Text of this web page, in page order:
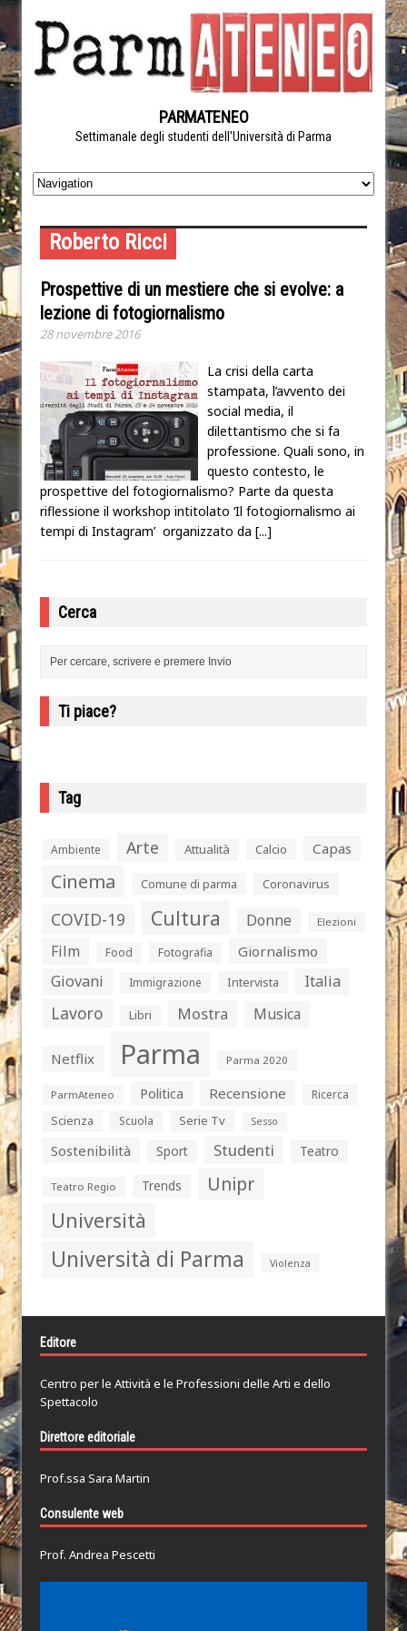
PARMATENEO
Settimanale degli studenti dell'Università di Parma
Roberto Ricci
Prospettive di un mestiere che si evolve: a
lezione di fotogiornalismo
28 novembre 2016
La crisi della carta
stampata, l’avvento dei
social media, il
dilettantismo che si fa
professione. Quali sono, in
questo contesto, le
prospettive del fotogiornalismo? Parte da questa
riflessione il workshop intitolato ‘Il fotogiornalismo ai
tempi di Instagram’ organizzato da [...]
Cerca
Ti piace?
Tag
Ambiente Arte Attualità Calcio Capas
Cinema Comune di parma Coronavirus
COVID-19 Cultura Donne Elezioni
Film Food Fotografia Giornalismo
Giovani Immigrazione Intervista Italia
Lavoro Libri Mostra Musica
Netflix Parma Parma 2020
ParmAteneo Politica Recensione
Ricerca
Scienza
Scuola Serie Tv Sesso
Sostenibilità Sport Studenti Teatro
Teatro Regio Trends Unipr
Università
Università di Parma Violenza
Editore
Centro per le Attività e le Professioni delle Arti e dello
Spettacolo
Direttore editoriale
Prof.ssa Sara Martin
Consulente web
Prof. Andrea Pescetti